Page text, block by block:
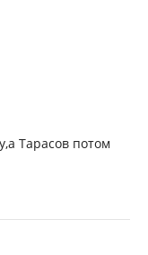
Тарасов потом